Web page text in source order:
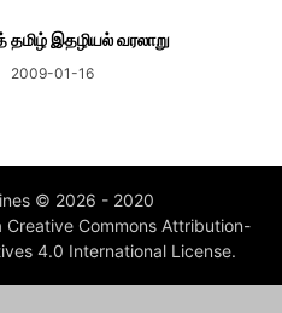
தமிழ் இதழியல் வரலாறு
2009-01-16
© 2026 - 2020
Commons Attribution-
4.0 International License.